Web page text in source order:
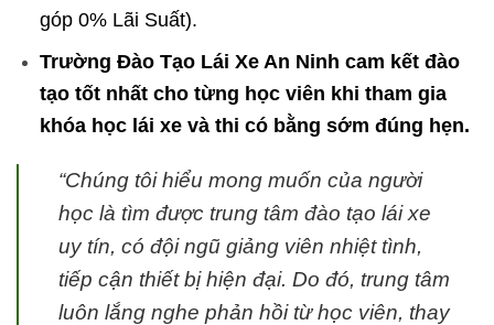
góp 0% Lãi Suất).
Trường Đào Tạo Lái Xe An Ninh cam kết đào
tạo tốt nhất cho từng học viên khi tham gia
khóa học lái xe và thi có bằng sớm đúng hẹn.
“Chúng tôi hiểu mong muốn của người
học là tìm được trung tâm đào tạo lái xe
uy tín, có đội ngũ giảng viên nhiệt tình,
tiếp cận thiết bị hiện đại. Do đó, trung tâm
luôn lắng nghe phản hồi từ học viên, thay